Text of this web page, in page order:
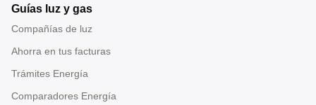
Guías luz y gas
Compañías de luz
Ahorra en tus facturas
Trámites Energía
Comparadores Energía